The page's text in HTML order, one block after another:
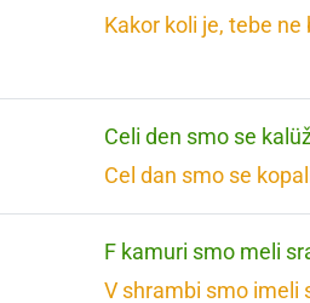
Kakor koli je, tebe
Celi den smo se
Cel dan smo se
F kamuri smo meli
V shrambi smo imeli